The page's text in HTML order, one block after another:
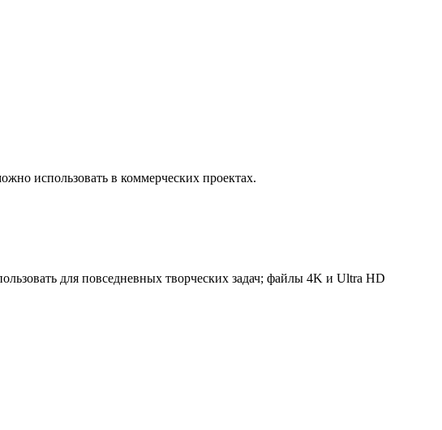
использовать в коммерческих проектах.
для повседневных творческих задач; файлы 4K и Ultra HD